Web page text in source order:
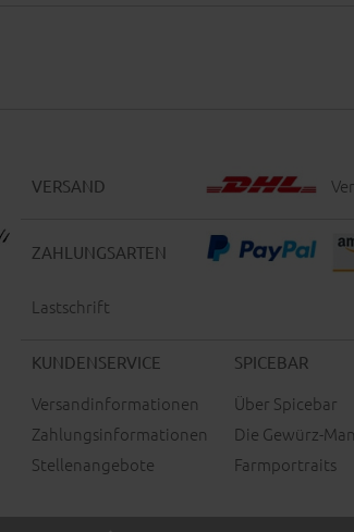
VERSAND
ZAHLUNGSARTEN
Lastschrift
KUNDENSERVICE
Versandinformationen
Zahlungsinformationen
Stellenangebote
SPICEBAR
Über Spicebar
Die Gewürz-
Farmportraits